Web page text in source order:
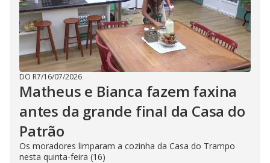
DO R7/16/07/2026
Matheus e Bianca fazem faxina
antes da grande final da Casa do
Patrão
Os moradores limparam a cozinha da Casa do Trampo
nesta quinta-feira (16)